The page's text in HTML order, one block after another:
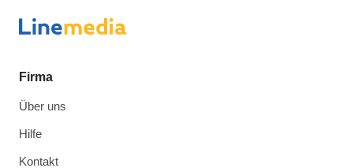
Firma
Über uns
Hilfe
Kontakt